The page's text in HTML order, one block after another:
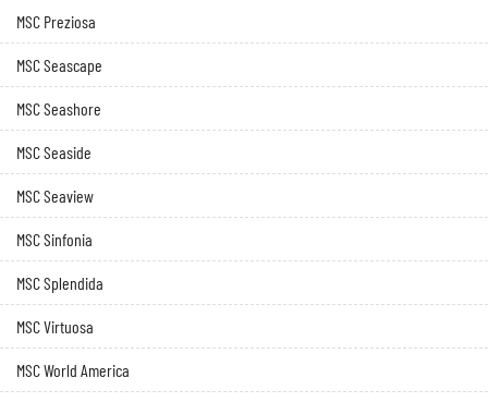
MSC Preziosa
MSC Seascape
MSC Seashore
MSC Seaside
MSC Seaview
MSC Sinfonia
MSC Splendida
MSC Virtuosa
MSC World America